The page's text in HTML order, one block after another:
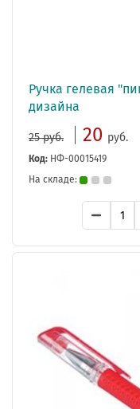
Ручка гелевая
дизайна
25 руб. 20 руб.
Код: НФ-00015419
На складе: